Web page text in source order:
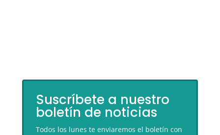
Suscríbete a nuestro
boletín de noticias
Todos los lunes te enviaremos el boletín con